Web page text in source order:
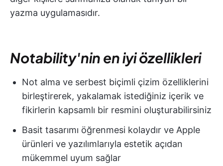
yazma uygulamasıdır.
Notability'nin en iyi özellikleri
Not alma ve serbest biçimli çizim özelliklerini
birleştirerek, yakalamak istediğiniz içerik ve
fikirlerin kapsamlı bir resmini oluşturabilirsiniz
Basit tasarımı öğrenmesi kolaydır ve Apple
ürünleri ve yazılımlarıyla estetik açıdan
mükemmel uyum sağlar